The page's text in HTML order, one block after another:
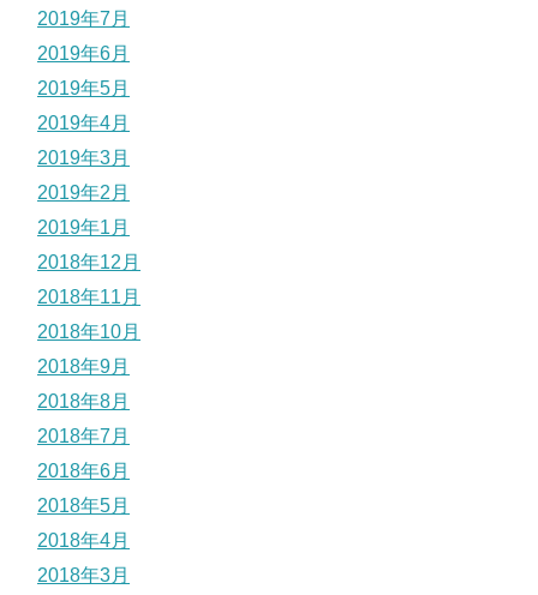
2019年7月
2019年6月
2019年5月
2019年4月
2019年3月
2019年2月
2019年1月
2018年12月
2018年11月
2018年10月
2018年9月
2018年8月
2018年7月
2018年6月
2018年5月
2018年4月
2018年3月